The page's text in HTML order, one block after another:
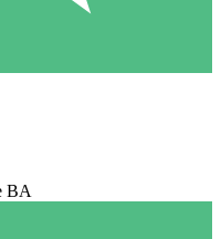
BA